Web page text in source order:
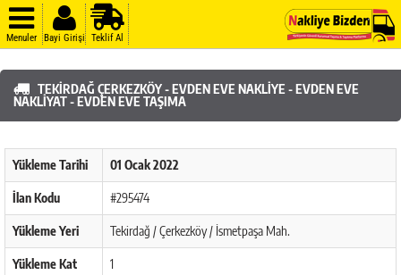
Menuler Bayi Girişi Teklif Al
TEKIRDAĞ ÇERKEZKÖY - EVDEN EVE NAKLIYE - EVDEN EVE
NAKLIYAT - EVDEN EVE TAŞIMA
Yükleme Tarihi 01 Ocak 2022
İlan Kodu #295474
Yükleme Yeri Tekirdağ / Çerkezköy / İsmetpaşa Mah.
Yükleme Kat 1